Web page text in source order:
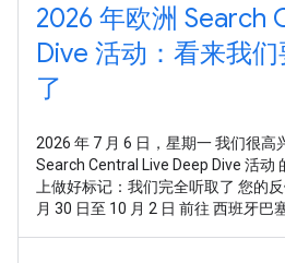
2026 年欧洲 Search
Dive 活动：看来我
了
2026 年 7 月 6 日，星期一 我们很高
Search Central Live Deep Dive 活动
上做好标记：我们完全听取了 您的
月 30 日至 10 月 2 日 前往 西班牙巴